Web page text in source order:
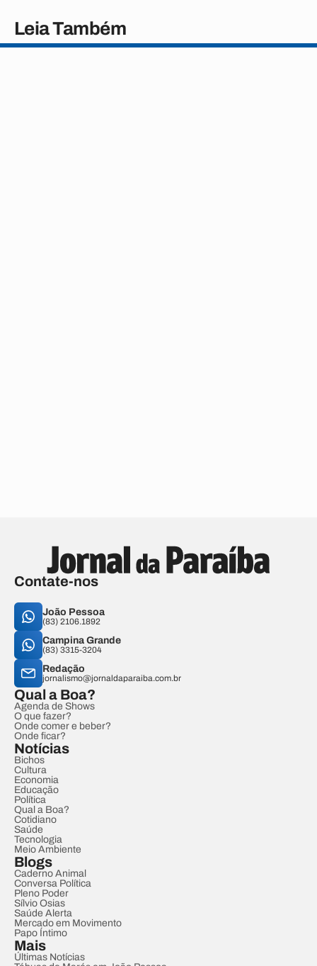
Leia Também
Contate-nos
João Pessoa
(83) 2106.1892
Campina Grande
(83) 3315-3204
Redação
jornalismo@jornaldaparaiba.com.br
Qual a Boa?
Agenda de Shows
O que fazer?
Onde comer e beber?
Onde ficar?
Notícias
Bichos
Cultura
Economia
Educação
Política
Qual a Boa?
Cotidiano
Saúde
Tecnologia
Meio Ambiente
Blogs
Caderno Animal
Conversa Política
Pleno Poder
Sílvio Osias
Saúde Alerta
Mercado em Movimento
Papo Íntimo
Mais
Últimas Notícias